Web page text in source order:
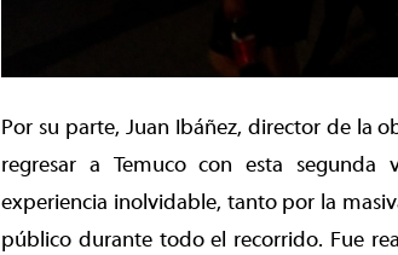
Por su parte, Juan Ibáñez, director de la
regresar a Temuco con esta segunda
experiencia inolvidable, tanto por la
público durante todo el recorrido. Fue